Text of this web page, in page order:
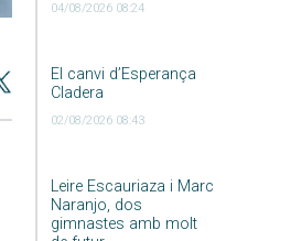
04/08/2026 08:24
El canvi d’Esperança
Cladera
02/08/2026 08:43
Leire Escauriaza i Marc
Naranjo, dos
gimnastes amb molt